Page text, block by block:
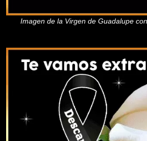
Imagen de la Virgen de Guadalupe